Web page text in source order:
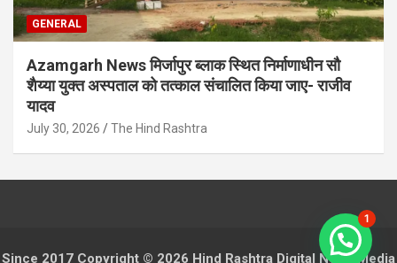
GENERAL
Azamgarh News मिर्जापुर ब्लाक स्थित निर्माणाधीन सौ
शैय्या युक्त अस्पताल को तत्काल संचालित किया जाए- राजीव
यादव
July 30, 2026 The Hind Rashtra
Since 2017 Copyright © 2026 Hind Rashtra Digital News Media
1